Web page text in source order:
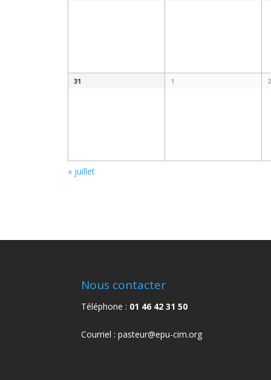
31 1 2
« juillet
Nous contacter
Téléphone : 01 46 42 31 50
Courriel :pasteur@epu-cim.org